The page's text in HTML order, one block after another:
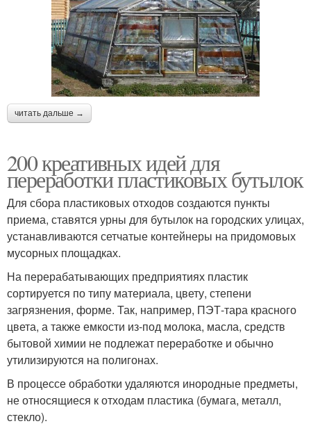
читать дальше →
200 креативных идей для
переработки пластиковых бутылок
Для сбора пластиковых отходов создаются пункты
приема, ставятся урны для бутылок на городских улицах,
устанавливаются сетчатые контейнеры на придомовых
мусорных площадках.
На перерабатывающих предприятиях пластик
сортируется по типу материала, цвету, степени
загрязнения, форме. Так, например, ПЭТ-тара красного
цвета, а также емкости из-под молока, масла, средств
бытовой химии не подлежат переработке и обычно
утилизируются на полигонах.
В процессе обработки удаляются инородные предметы,
не относящиеся к отходам пластика (бумага, металл,
стекло).